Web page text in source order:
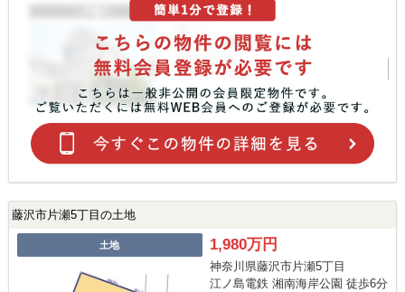
藤沢市片瀬5丁目の土地
土地 1,980万円
神奈川県藤沢市片瀬5丁目
江ノ島電鉄 湘南海岸公園 徒歩6分